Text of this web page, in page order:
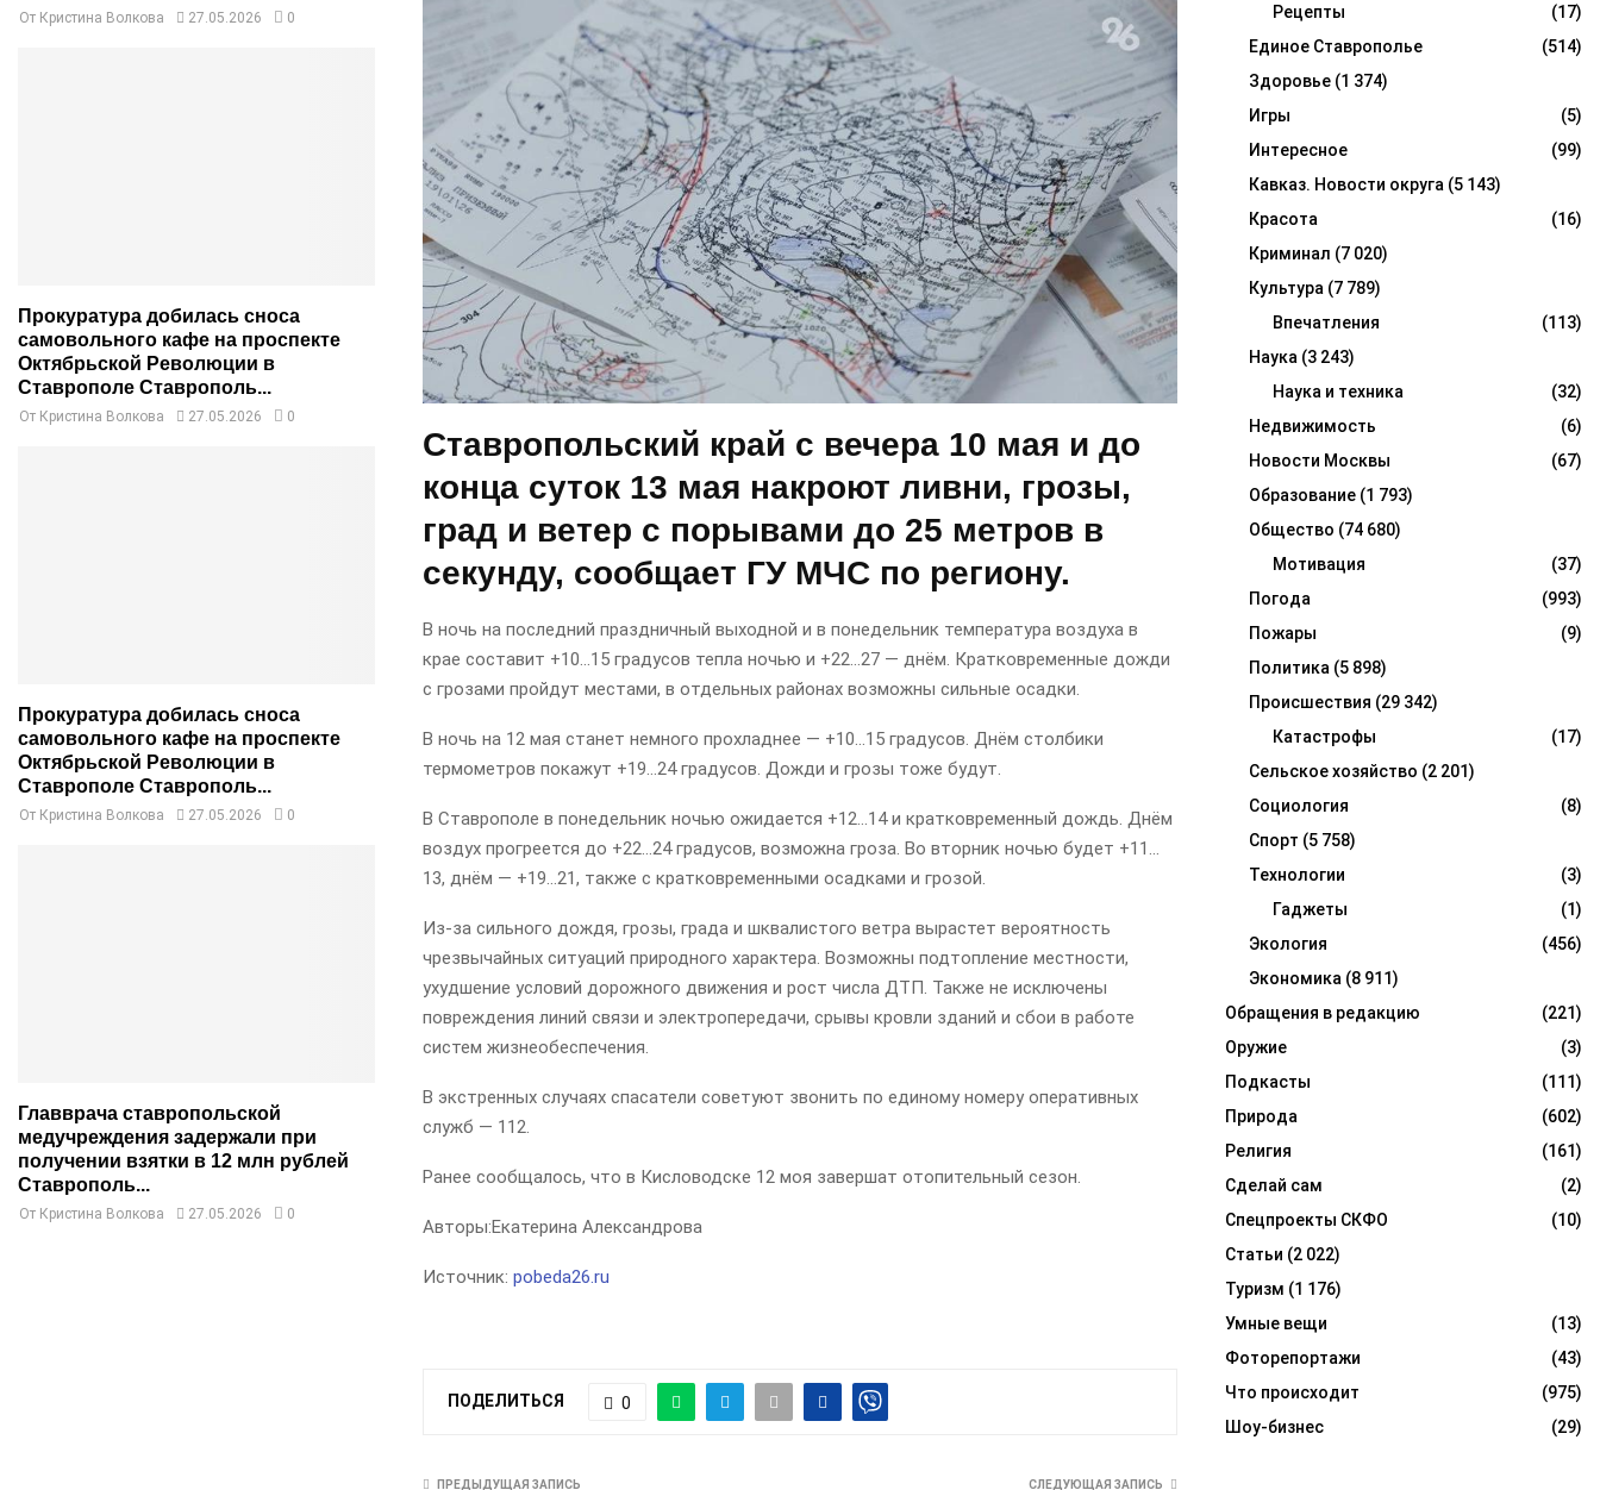
Ставропольский край с вечера 10 мая и до
конца суток 13 мая накроют ливни, грозы,
град и ветер с порывами до 25 метров в
секунду, сообщает ГУ МЧС по региону.
В ночь на последний праздничный выходной и в понедельник температура воздуха в
крае составит +10…15 градусов тепла ночью и +22…27 — днём. Кратковременные дожди
с грозами пройдут местами, в отдельных районах возможны сильные осадки.
В ночь на 12 мая станет немного прохладнее — +10…15 градусов. Днём столбики
термометров покажут +19…24 градусов. Дожди и грозы тоже будут.
В Ставрополе в понедельник ночью ожидается +12…14 и кратковременный дождь. Днём
воздух прогреется до +22…24 градусов, возможна гроза. Во вторник ночью будет +11…
13, днём — +19…21, также с кратковременными осадками и грозой.
Из-за сильного дождя, грозы, града и шквалистого ветра вырастет вероятность
чрезвычайных ситуаций природного характера. Возможны подтопление местности,
ухудшение условий дорожного движения и рост числа ДТП. Также не исключены
повреждения линий связи и электропередачи, срывы кровли зданий и сбои в работе
систем жизнеобеспечения.
В экстренных случаях спасатели советуют звонить по единому номеру оперативных
служб — 112.
Ранее сообщалось, что в Кисловодске 12 моя завершат отопительный сезон.
Авторы:Екатерина Александрова
Источник: pobeda26.ru
ПОДЕЛИТЬСЯ 0
ПРЕДЫДУЩАЯ ЗАПИСЬ СЛЕДУЮЩАЯ ЗАПИСЬ
От Кристина Волкова 27.05.2026 0
Прокуратура добилась сноса
самовольного кафе на проспекте
Октябрьской Революции в
Ставрополе Ставрополь...
От Кристина Волкова 27.05.2026 0
Прокуратура добилась сноса
самовольного кафе на проспекте
Октябрьской Революции в
Ставрополе Ставрополь...
От Кристина Волкова 27.05.2026 0
Главврача ставропольской
медучреждения задержали при
получении взятки в 12 млн рублей
Ставрополь...
От Кристина Волкова 27.05.2026 0
Рецепты
(17)
Единое Ставрополье
(514)
Здоровье (1 374)
Игры
(5)
Интересное
(99)
Кавказ. Новости округа (5 143)
Красота
(16)
Криминал (7 020)
Культура (7 789)
Впечатления
(113)
Наука (3 243)
Наука и техника
(32)
Недвижимость
(6)
Новости Москвы
(67)
Образование (1 793)
Общество (74 680)
Мотивация
(37)
Погода
(993)
Пожары
(9)
Политика (5 898)
Происшествия (29 342)
Катастрофы
(17)
Сельское хозяйство (2 201)
Социология
(8)
Спорт (5 758)
Технологии
(3)
Гаджеты
(1)
Экология
(456)
Экономика (8 911)
Обращения в редакцию
(221)
Оружие
(3)
Подкасты
(111)
Природа
(602)
Религия
(161)
Сделай сам
(2)
Спецпроекты СКФО
(10)
Статьи (2 022)
Туризм (1 176)
Умные вещи
(13)
Фоторепортажи
(43)
Что происходит
(975)
Шоу-бизнес
(29)